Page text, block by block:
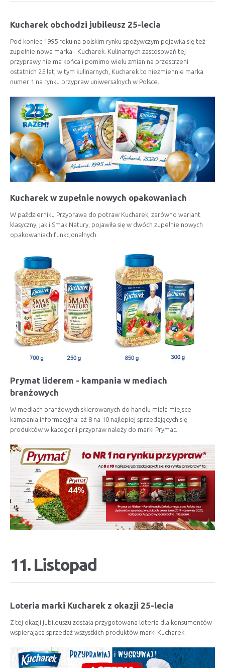
Kucharek obchodzi jubileusz 25-lecia
Pod koniec 1995 roku na polskim rynku spożywczym pojawiła się też
zupełnie nowa marka - Kucharek. Kulinarnych zastosowań tej
przyprawy nie ma końca i pomimo wielu zmian na przestrzeni
ostatnich 25 lat, w tym kulinarnych, Kucharek to niezmiennie marka
numer 1 na rynku przypraw uniwersalnych w Polsce.
Kucharek w zupełnie nowych opakowaniach
W październiku Przyprawa do potraw Kucharek, zarówno wariant
klasyczny, jak i Smak Natury, pojawiła się w dwóch zupełnie nowych
opakowaniach funkcjonalnych.
Prymat liderem - kampania w mediach
branżowych
W mediach branżowych skierowanych do handlu miala miejsce
kampania informacyjna: aż 8 na 10 najlepiej sprzedających się
produktów w kategorii przypraw należy do marki Prymat.
11. Listopad
Loteria marki Kucharek z okazji 25-lecia
Z tej okazji jubileuszu została przygotowana loteria dla konsumentów
wspierająca sprzedaż wszystkich produktów marki Kucharek.